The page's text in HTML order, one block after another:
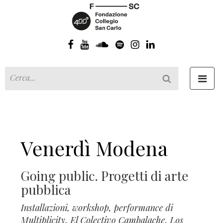
Venerdì Modena
Going public. Progetti di arte
pubblica
Installazioni, workshop, performance di
Multiplicity, El Colectivo Cambalache, Los